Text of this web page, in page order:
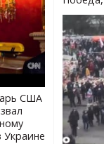
США